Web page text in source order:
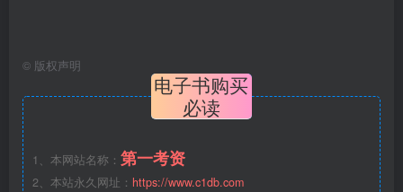
© 版权声明
电子书购买
必读
1、本网站名称： 第一考资
2、本站永久网址： https://www.c1db.com